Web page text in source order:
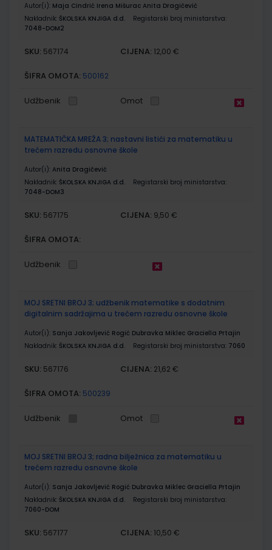
Autor(i): Maja Cindrić Irena Mišurac Anita Dragičević
Nakladnik: ŠKOLSKA KNJIGA d.d.
Registarski broj ministarstva:
7048-DOM2
SKU: 567174 CIJENA: 12,00 €
ŠIFRA OMOTA: 500162
Udžbenik Omot
MATEMATIČKA MREŽA 3; nastavni listići za matematiku u
trećem razredu osnovne škole
Autor(i): Anita Dragičević
Nakladnik: ŠKOLSKA KNJIGA d.d.
Registarski broj ministarstva:
7048-DOM3
SKU: 567175 CIJENA: 9,50 €
ŠIFRA OMOTA:
Udžbenik
MOJ SRETNI BROJ 3; udžbenik matematike s dodatnim
digitalnim sadržajima u trećem razredu osnovne škole
Autor(i): Sanja Jakovljević Rogić Dubravka Miklec Graciella Prtajin
Nakladnik: ŠKOLSKA KNJIGA d.d. Registarski broj ministarstva: 7060
SKU: 567176 CIJENA: 21,62 €
ŠIFRA OMOTA: 500239
Udžbenik Omot
MOJ SRETNI BROJ 3; radna bilježnica za matematiku u
trećem razredu osnovne škole
Autor(i): Sanja Jakovljević Rogić Dubravka Miklec Graciella Prtajin
Nakladnik: ŠKOLSKA KNJIGA d.d.
Registarski broj ministarstva:
7060-DOM
SKU: 567177 CIJENA: 10,50 €